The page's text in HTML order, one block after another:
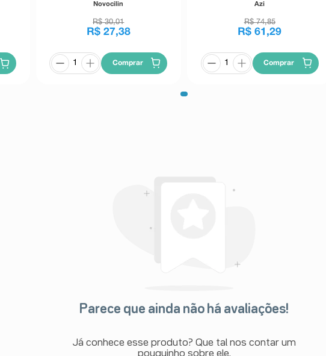
Novocilin
R$ 30,01
R$ 27,38
Comprar
Azi
R$ 74,85
R$ 61 ,29
Comprar
Parece que ainda não há avaliações!
Já conhece esse produto? Que tal nos contar um
pouquinho sobre ele.